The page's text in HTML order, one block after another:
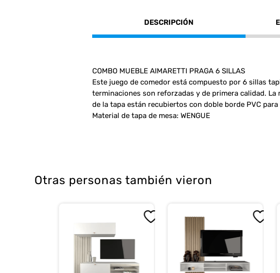
DESCRIPCIÓN
COMBO MUEBLE AIMARETTI PRAGA 6 SILLAS
Este juego de comedor está compuesto por 6 sillas
terminaciones son reforzadas y de primera calidad. La
de la tapa están recubiertos con doble borde PVC
Material de tapa de mesa: WENGUE
Otras personas también vieron